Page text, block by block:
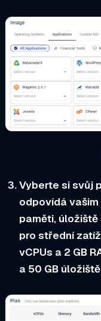
Vyberte si svůj
odpovídá
paměti, úložiště
pro střední
vCPUs a 2 GB
a 50 GB